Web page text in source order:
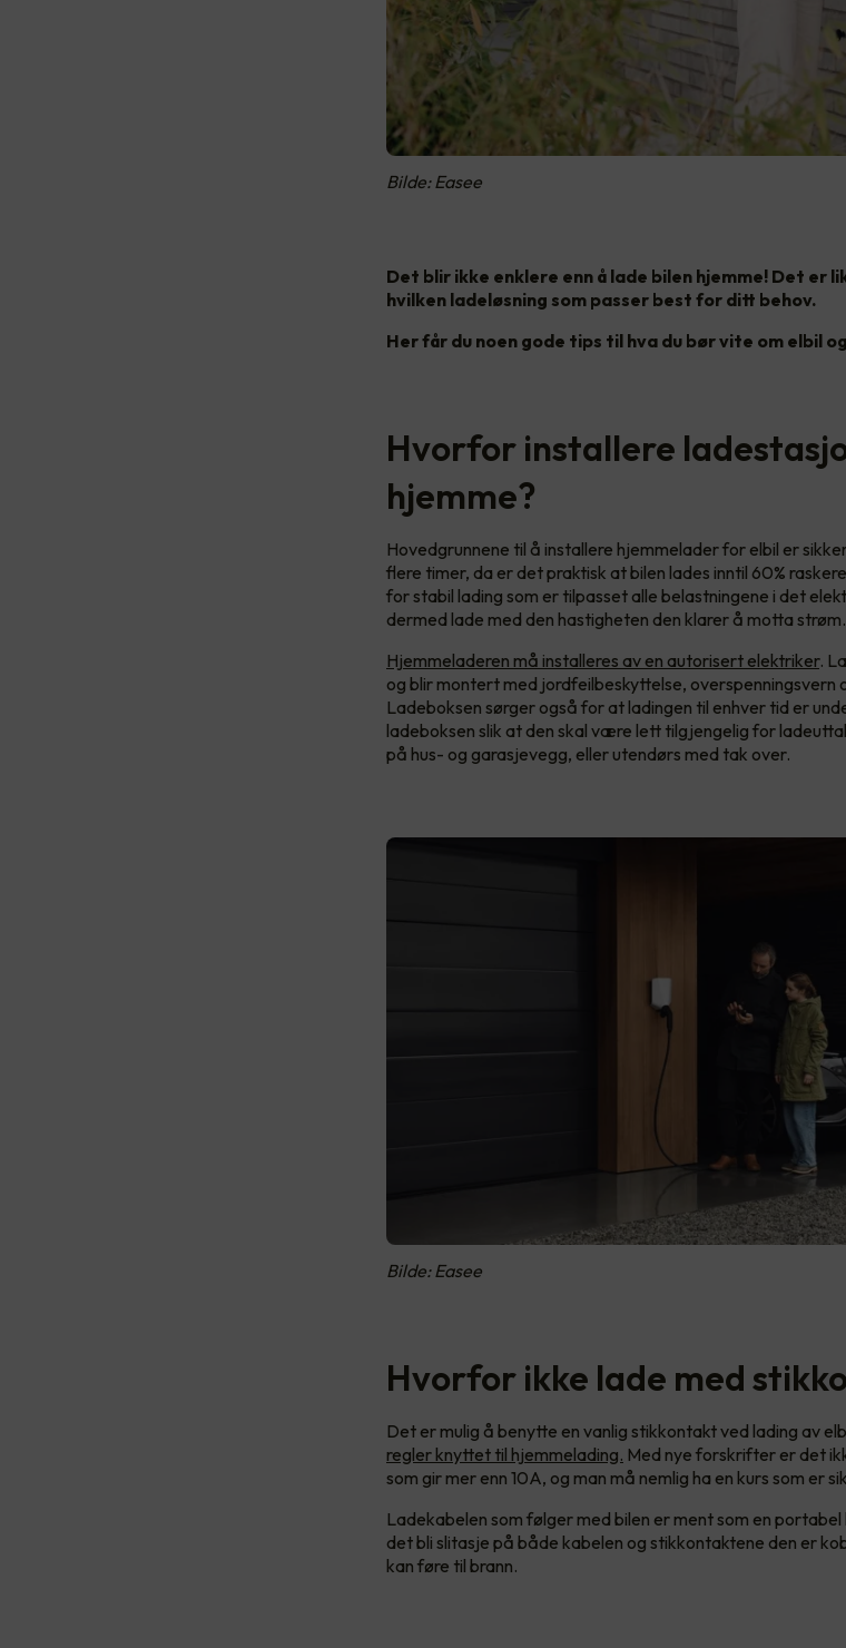
Bilde: Easee
Det blir ikke enklere enn å lade bilen hjemme! Det er
hvilken ladeløsning som passer best for ditt behov.
Her får du noen gode tips til hva du bør vite om elbil
Hvorfor installere
hjemme?
Hovedgrunnene til å installere hjemmelader for elbil er
flere timer, da er det praktisk at bilen lades inntil 60%
for stabil lading som er tilpasset alle belastningene i det
dermed lade med den hastigheten den klarer å motta strøm.
Hjemmeladeren må installeres av en autorisert elektriker.
og blir montert med jordfeilbeskyttelse, overspenningsvern
Ladeboksen sørger også for at ladingen til enhver tid er
ladeboksen slik at den skal være lett tilgjengelig for
på hus- og garasjevegg, eller utendørs med tak over.
Bilde: Easee
Hvorfor ikke lade med
Det er mulig å benytte en vanlig stikkontakt ved lading av
regler knyttet til hjemmelading. Med nye forskrifter er det
som gir mer enn 10A, og man må nemlig ha en kurs som er
Ladekabelen som følger med bilen er ment som en
det bli slitasje på både kabelen og stikkontaktene den er
kan føre til brann.